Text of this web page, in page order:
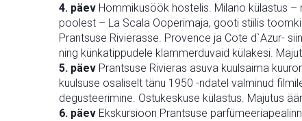
4. päev Hommikusöök hostelis. Milano külastus
poolest – La Scala Ooperimaja, gooti stiilis
Prantsuse Rivierasse. Provence ja Cote d`Azur-
ning künkatippudele klammerduvaid külakesi.
5. päev Prantsuse Rivieras asuva kuulsaima
kuulsuse osaliselt tänu 1950 -ndatel valminud
degusteerimine. Ostukeskuse külastus. Majutus
6. päev Ekskursioon Prantsuse